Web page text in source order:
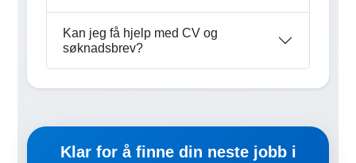
Kan jeg få hjelp med CV og
søknadsbrev?
Klar for å finne din neste jobb i